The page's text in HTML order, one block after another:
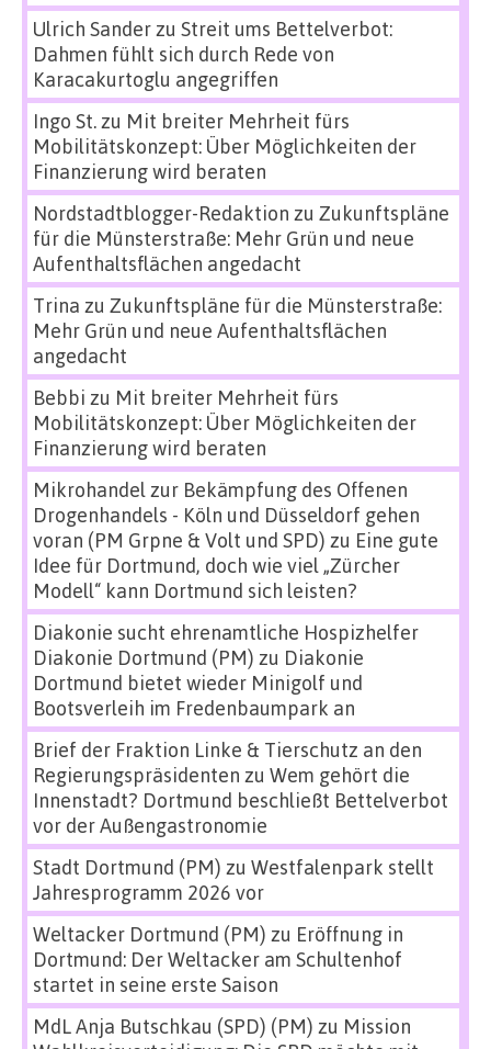
Ulrich Sanderzu Streit ums Bettelverbot:
Dahmen fühlt sich durch Rede von
Karacakurtoglu angegriffen
Ingo St.zu Mit breiter Mehrheit fürs
Mobilitätskonzept: Über Möglichkeiten der
Finanzierung wird beraten
Nordstadtblogger-Redaktion zu Zukunftspläne
für die Münsterstraße: Mehr Grün und neue
Aufenthaltsflächen angedacht
Trina zu Zukunftspläne für die Münsterstraße:
Mehr Grün und neue Aufenthaltsflächen
angedacht
Bebbi zu Mit breiter Mehrheit fürs
Mobilitätskonzept: Über Möglichkeiten der
Finanzierung wird beraten
Mikrohandel zur Bekämpfung des Offenen
Drogenhandels - Köln und Düsseldorf gehen
voran (PM Grpne & Volt und SPD) zu Eine gute
Idee für Dortmund, doch wie viel „Zürcher
Modell“ kann Dortmund sich leisten?
Diakonie sucht ehrenamtliche Hospizhelfer
Diakonie Dortmund (PM) zu Diakonie
Dortmund bietet wieder Minigolf und
Bootsverleih im Fredenbaumpark an
Brief der Fraktion Linke & Tierschutz an den
Regierungspräsidenten zu Wem gehört die
Innenstadt? Dortmund beschließt Bettelverbot
vor der Außengastronomie
Stadt Dortmund (PM) zu Westfalenpark stellt
Jahresprogramm 2026 vor
Weltacker Dortmund (PM) zu Eröffnung in
Dortmund: Der Weltacker am Schultenhof
startet in seine erste Saison
MdL Anja Butschkau (SPD) (PM) zu Mission